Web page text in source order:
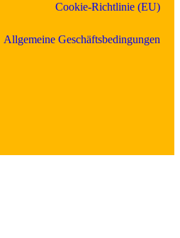
Cookie-Richtlinie (EU)
Allgemeine Geschäftsbedingungen